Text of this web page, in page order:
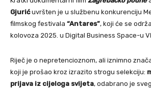
Gjurićuvršten je u službenu konkurenciju
filmskog festivala “Antares”, koji će se
kolovoza 2025. u Digital Business Space-u
Riječ je o nepretencioznom, ali iznimno
koji je prošao kroz izrazito strogu selekciju:
prijava iz cijeloga svijeta, odabrano je